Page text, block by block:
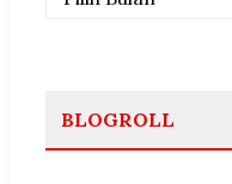
BLOGROLL